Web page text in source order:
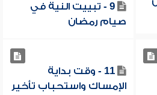
9 - تبييت النية في
صيام رمضان
11 - وقت بداية
الإمساك واستحباب تأخير